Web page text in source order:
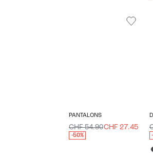
PANTALONS
CHF 54.90CHF 27.45
-50%